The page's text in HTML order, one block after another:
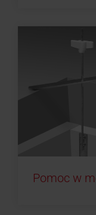
Pomoc w